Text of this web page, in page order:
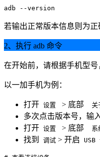
adb --version
若输出正常版本信息则为
2、执行 adb 命令
在开始前，请根据手机型
以一加手机为例：
打开 设置 > 底部 关
多次点击版本号，输
打开 设置 > 底部 系
找到 调试 > 开启 USB